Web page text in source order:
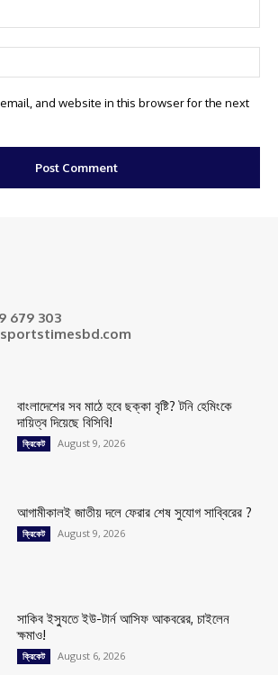
email, and website in this browser for the next
679 303
বাংলাদেশের সব মাঠে হবে ছক্কা বৃষ্টি? টনি হেমিংকে
দায়িত্ব দিয়েছে বিসিবি!
ক্রিকেট August 9, 2026
আগামীকালই জাতীয় দলে ফেরার শেষ সুযোগ সাব্বিরের ?
ক্রিকেট August 9, 2026
সাকিব ইস্যুতে ইউ-টার্ন আসিফ আকবরের, চাইলেন
ক্ষমাও!
ক্রিকেট August 6, 2026